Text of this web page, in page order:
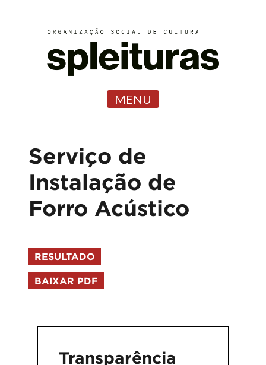
MENU
Serviço de
Instalação de
Forro Acústico
RESULTADO
BAIXAR PDF
Transparência